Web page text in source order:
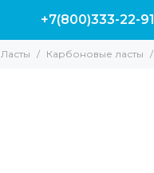
+7(800)333-22-91
Ласты Карбоновые ласты